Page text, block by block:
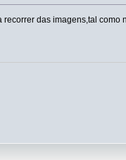
das imagens,tal como